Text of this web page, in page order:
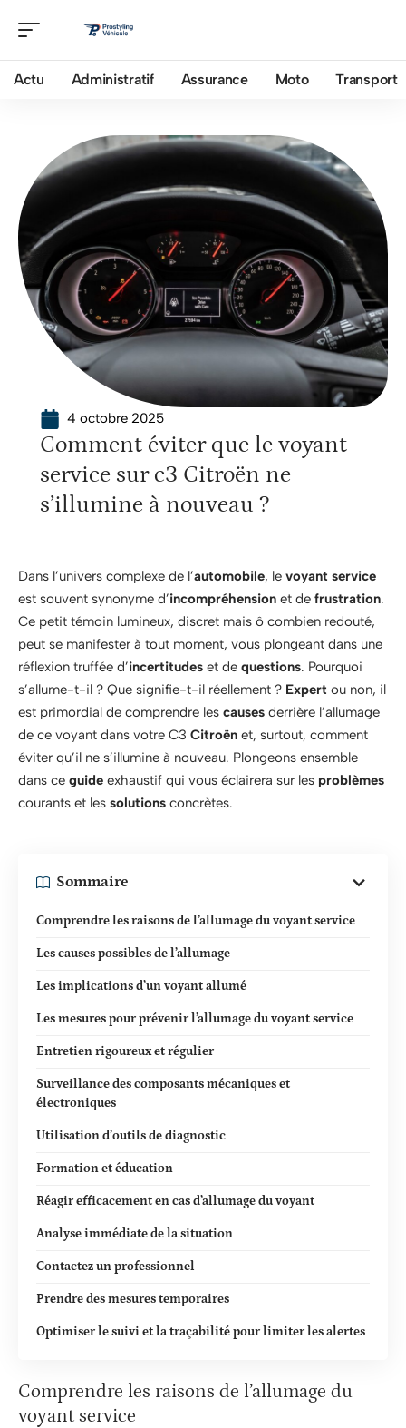
Actu Administratif Assurance Moto Transport
4 octobre 2025
Comment éviter que le voyant
service sur c3 Citroën ne
s’illumine à nouveau ?
Dans l’univers complexe de l’automobile, le voyant service
est souvent synonyme d’incompréhension et de frustration.
Ce petit témoin lumineux, discret mais ô combien redouté,
peut se manifester à tout moment, vous plongeant dans une
réflexion truffée d’incertitudes et de questions. Pourquoi
s’allume-t-il ? Que signifie-t-il réellement ? Expert ou non, il
est primordial de comprendre les causes derrière l’allumage
de ce voyant dans votre C3 Citroën et, surtout, comment
éviter qu’il ne s’illumine à nouveau. Plongeons ensemble
dans ce guide exhaustif qui vous éclairera sur les problèmes
courants et les solutions concrètes.
Sommaire
Comprendre les raisons de l’allumage du voyant service
Les causes possibles de l’allumage
Les implications d’un voyant allumé
Les mesures pour prévenir l’allumage du voyant service
Entretien rigoureux et régulier
Surveillance des composants mécaniques et
électroniques
Utilisation d’outils de diagnostic
Formation et éducation
Réagir efficacement en cas d’allumage du voyant
Analyse immédiate de la situation
Contactez un professionnel
Prendre des mesures temporaires
Optimiser le suivi et la traçabilité pour limiter les alertes
Comprendre les raisons de l’allumage du
voyant service